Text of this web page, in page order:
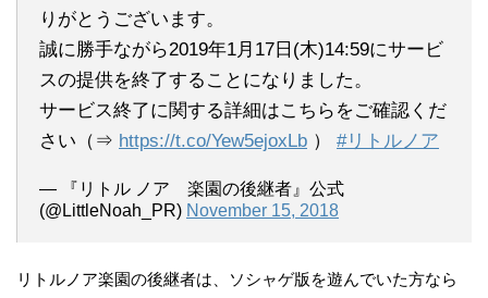
りがとうございます。
誠に勝手ながら2019年1月17日(木)14:59にサービ
スの提供を終了することになりました。
サービス終了に関する詳細はこちらをご確認くだ
さい（⇒ https://t.co/Yew5ejoxLb ） #リトルノア
— 『リトル ノア 楽園の後継者』公式
(@LittleNoah_PR) November 15, 2018
リトルノア楽園の後継者は、ソシャゲ版を遊んでいた方なら